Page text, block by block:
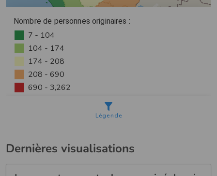
Dernières visualisations